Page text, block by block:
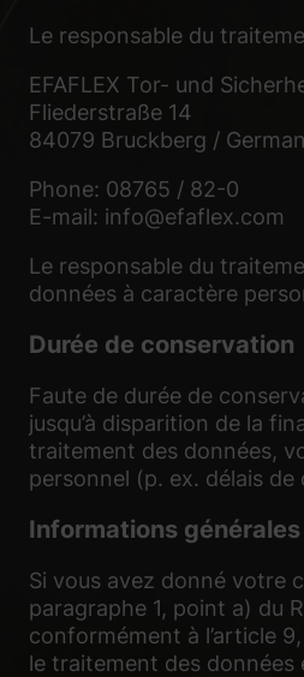
Le responsable du
EFAFLEX Tor- und
Fliederstraße 14
84079 Bruckberg /
Phone: 08765 / 82-0
E-mail: info@efaflex.com
Le responsable du
données à caractère
Durée de conservation
Faute de durée de
jusqu’à disparition de la
traitement des données,
personnel (p. ex. délais
Informations
Si vous avez donné votre
paragraphe 1, point a) du
conformément à l’article
le traitement des données